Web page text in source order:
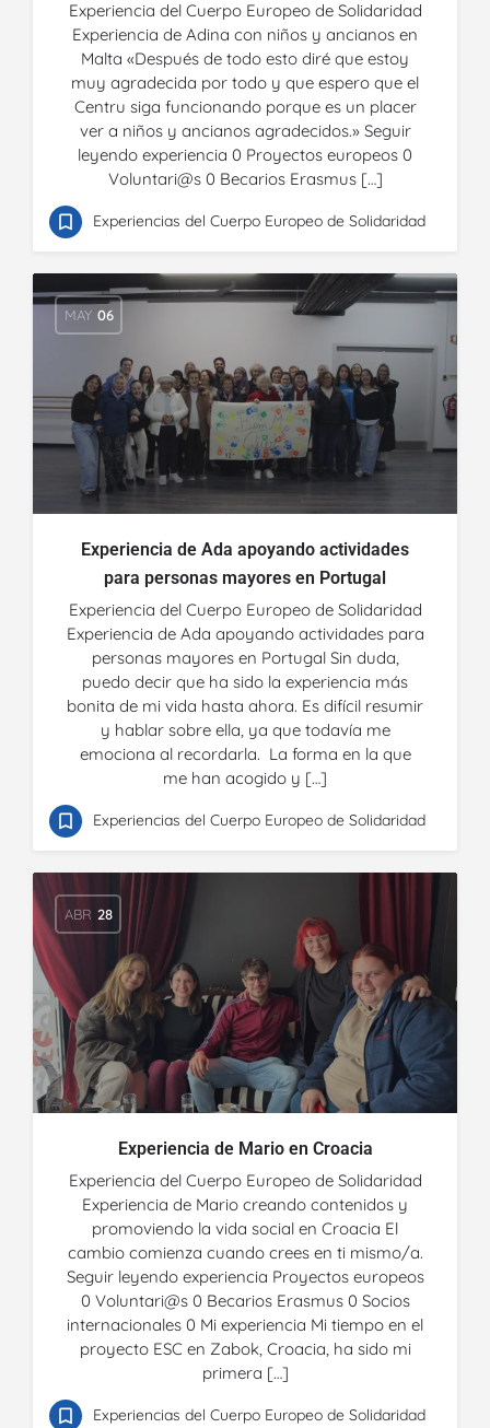
Experiencia del Cuerpo Europeo de Solidaridad
Experiencia de Adina con niños y ancianos en
Malta «Después de todo esto diré que estoy
muy agradecida por todo y que espero que el
Centru siga funcionando porque es un placer
ver a niños y ancianos agradecidos.» Seguir
leyendo experiencia 0 Proyectos europeos 0
Voluntari@s 0 Becarios Erasmus […]
Experiencias del Cuerpo Europeo de Solidaridad
MAY 06
Experiencia de Ada apoyando actividades
para personas mayores en Portugal
Experiencia del Cuerpo Europeo de Solidaridad
Experiencia de Ada apoyando actividades para
personas mayores en Portugal Sin duda,
puedo decir que ha sido la experiencia más
bonita de mi vida hasta ahora. Es difícil resumir
y hablar sobre ella, ya que todavía me
emociona al recordarla. La forma en la que
me han acogido y […]
Experiencias del Cuerpo Europeo de Solidaridad
ABR 28
Experiencia de Mario en Croacia
Experiencia del Cuerpo Europeo de Solidaridad
Experiencia de Mario creando contenidos y
promoviendo la vida social en Croacia El
cambio comienza cuando crees en ti mismo/a.
Seguir leyendo experiencia Proyectos europeos
0 Voluntari@s 0 Becarios Erasmus 0 Socios
internacionales 0 Mi experiencia Mi tiempo en el
proyecto ESC en Zabok, Croacia, ha sido mi
primera […]
Experiencias del Cuerpo Europeo de Solidaridad